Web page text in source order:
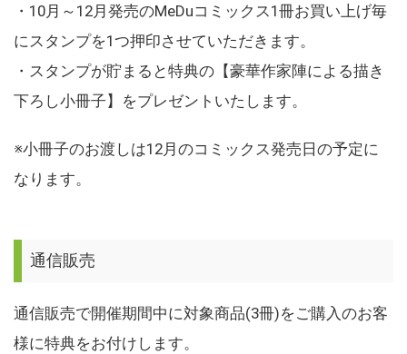
・10月～12月発売のMeDuコミックス1冊お買い上げ毎
にスタンプを1つ押印させていただきます。
・スタンプが貯まると特典の【豪華作家陣による描き
下ろし小冊子】をプレゼントいたします。
※小冊子のお渡しは12月のコミックス発売日の予定に
なります。
通信販売
通信販売で開催期間中に対象商品(3冊)をご購入のお客
様に特典をお付けします。